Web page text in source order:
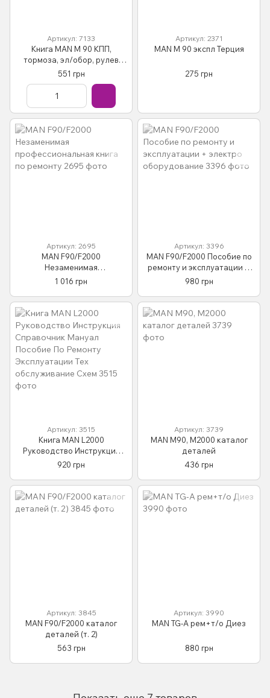
Артикул: 7133
Книга MAN М 90 КПП,
тормоза, эл/обор, рулев
Руководство Инструкция
Справочник Мануал
Пособие По Ремонту Схемы
551 грн
Артикул: 2371
MAN М 90 экспл Терция
275 грн
Артикул: 2695
MAN F90/F2000
Незаменимая
профессиональная книга по
ремонту
1 016 грн
Артикул: 3396
MAN F90/F2000 Пособие по
ремонту и эксплуатации +
электро оборудование
980 грн
Артикул: 3515
Книга MAN L2000
Руководство Инструкция
Справочник Мануал
Пособие По Ремонту
Эксплуатации Тех
обслуживание Схем
920 грн
Артикул: 3739
MAN M90, M2000 каталог
деталей
436 грн
Артикул: 3845
MAN F90/F2000 каталог
деталей (т. 2)
563 грн
Артикул: 3990
MAN TG-A рем+т/о Диез
880 грн